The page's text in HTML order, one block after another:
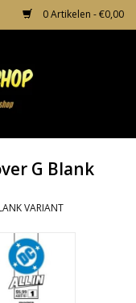
0 Artikelen - €0,00
G Blank
VARIANT